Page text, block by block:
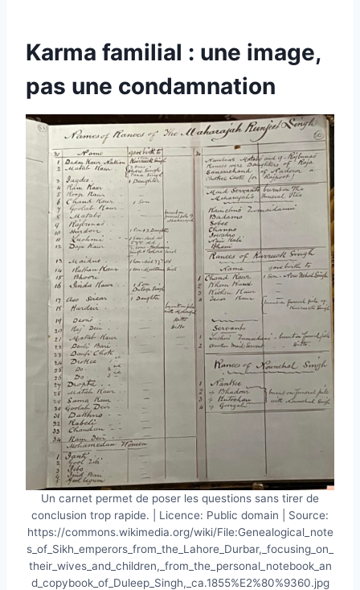
Karma familial : une image,
pas une condamnation
Un carnet permet de poser les questions sans tirer de
conclusion trop rapide. | Licence: Public domain | Source:
https://commons.wikimedia.org/wiki/File:Genealogical_note
s_of_Sikh_emperors_from_the_Lahore_Durbar,_focusing_on_
their_wives_and_children,_from_the_personal_notebook_an
d_copybook_of_Duleep_Singh,_ca.1855%E2%80%9360.jpg